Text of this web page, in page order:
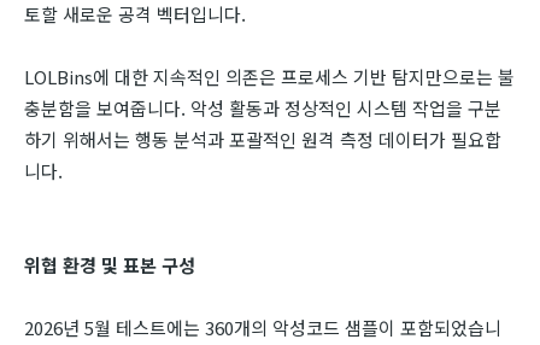
토할 새로운 공격 벡터입니다.
LOLBins에 대한 지속적인 의존은 프로세스 기반 탐지만으로는 불
충분함을 보여줍니다. 악성 활동과 정상적인 시스템 작업을 구분
하기 위해서는 행동 분석과 포괄적인 원격 측정 데이터가 필요합
니다.
위협 환경 및 표본 구성
2026년 5월 테스트에는 360개의 악성코드 샘플이 포함되었습니